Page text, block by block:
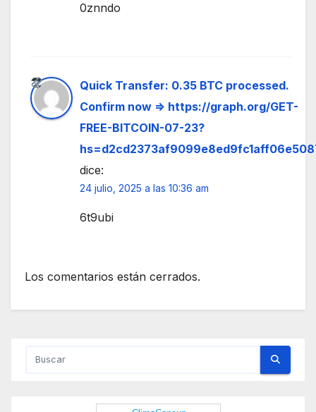
0znndo
Quick Transfer: 0.35 BTC processed.
Confirm now => https://graph.org/GET-
FREE-BITCOIN-07-23?
dice:
24 julio, 2025 a las 10:36 am
6t9ubi
Los comentarios están cerrados.